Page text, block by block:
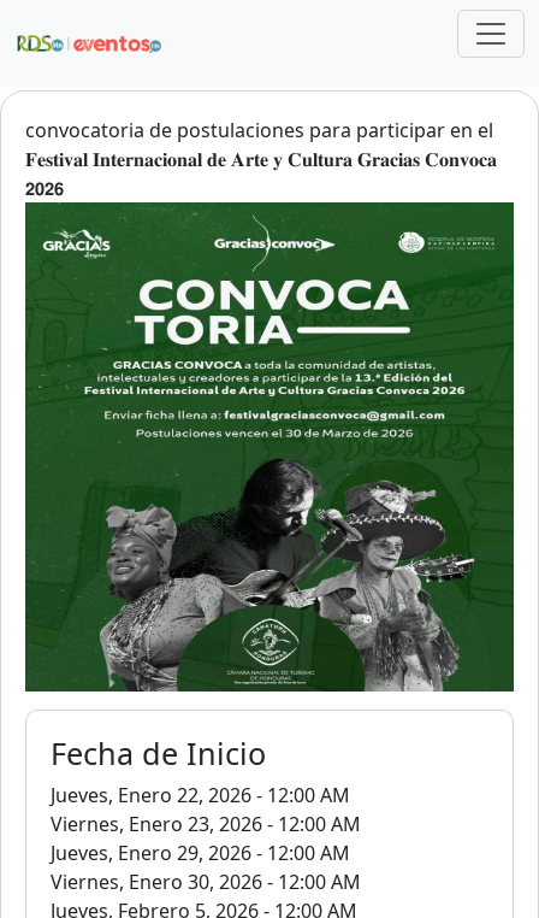
Pasar al contenido principal
convocatoria de postulaciones para participar en el
𝐅𝐞𝐬𝐭𝐢𝐯𝐚𝐥 𝐈𝐧𝐭𝐞𝐫𝐧𝐚𝐜𝐢𝐨𝐧𝐚𝐥 𝐝𝐞 𝐀𝐫𝐭𝐞 𝐲 𝐂𝐮𝐥𝐭𝐮𝐫𝐚 𝐆𝐫𝐚𝐜𝐢𝐚𝐬 𝐂𝐨𝐧𝐯𝐨𝐜𝐚
𝟮𝟬𝟮𝟲
Fecha de Inicio
Jueves, Enero 22, 2026 - 12:00 AM
Viernes, Enero 23, 2026 - 12:00 AM
Jueves, Enero 29, 2026 - 12:00 AM
Viernes, Enero 30, 2026 - 12:00 AM
Jueves, Febrero 5, 2026 - 12:00 AM